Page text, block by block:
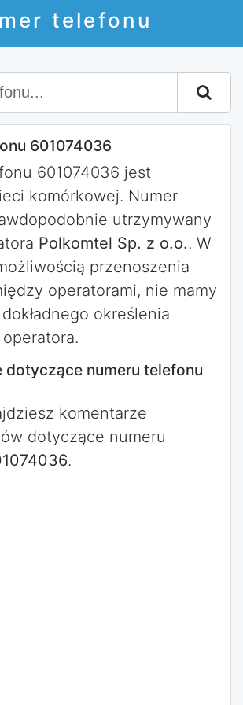
telefonu
601074036
601074036 jest
komórkowej. Numer
utrzymywany
Polkomtel Sp. z o.o.. W
przenoszenia
operatorami, nie mamy
określenia
dotyczące numeru telefonu
komentarze
dotyczące numeru
.